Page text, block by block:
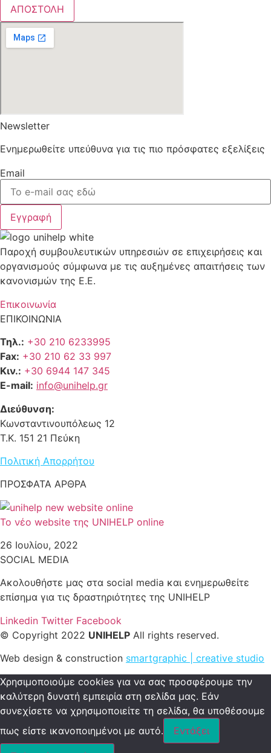
ΑΠΟΣΤΟΛΗ
Newsletter
Ενημερωθείτε υπεύθυνα για τις πιο πρόσφατες εξελίξεις
Email
Εγγραφή
Παροχή συμβουλευτικών υπηρεσιών σε επιχειρήσεις και
οργανισμούς σύμφωνα με τις αυξημένες απαιτήσεις των
κανονισμών της Ε.Ε.
Επικοινωνία
ΕΠΙΚΟΙΝΩΝΙΑ
Τηλ.: +30 210 6233995
Fax: +30 210 62 33 997
Κιν.: +30 6944 147 345
E-mail: info@unihelp.gr
Διεύθυνση:
Κωνσταντινουπόλεως 12
T.K. 151 21 Πεύκη
Πολιτική Απορρήτου
ΠΡΟΣΦΑΤΑ ΑΡΘΡΑ
To νέο website της UNIHELP online
26 Ιουλίου, 2022
SOCIAL MEDIA
Ακολουθήστε μας στα social media και ενημερωθείτε
επίσημα για τις δραστηριότητες της UNIHELP
Linkedin Twitter Facebook
© Copyright 2022 UNIHELP All rights reserved.
Web design & construction smartgraphic | creative studio
Χρησιμοποιούμε cookies για να σας προσφέρουμε την
καλύτερη δυνατή εμπειρία στη σελίδα μας. Εάν
συνεχίσετε να χρησιμοποιείτε τη σελίδα, θα υποθέσουμε
πως είστε ικανοποιημένοι με αυτό.
Εντάξει